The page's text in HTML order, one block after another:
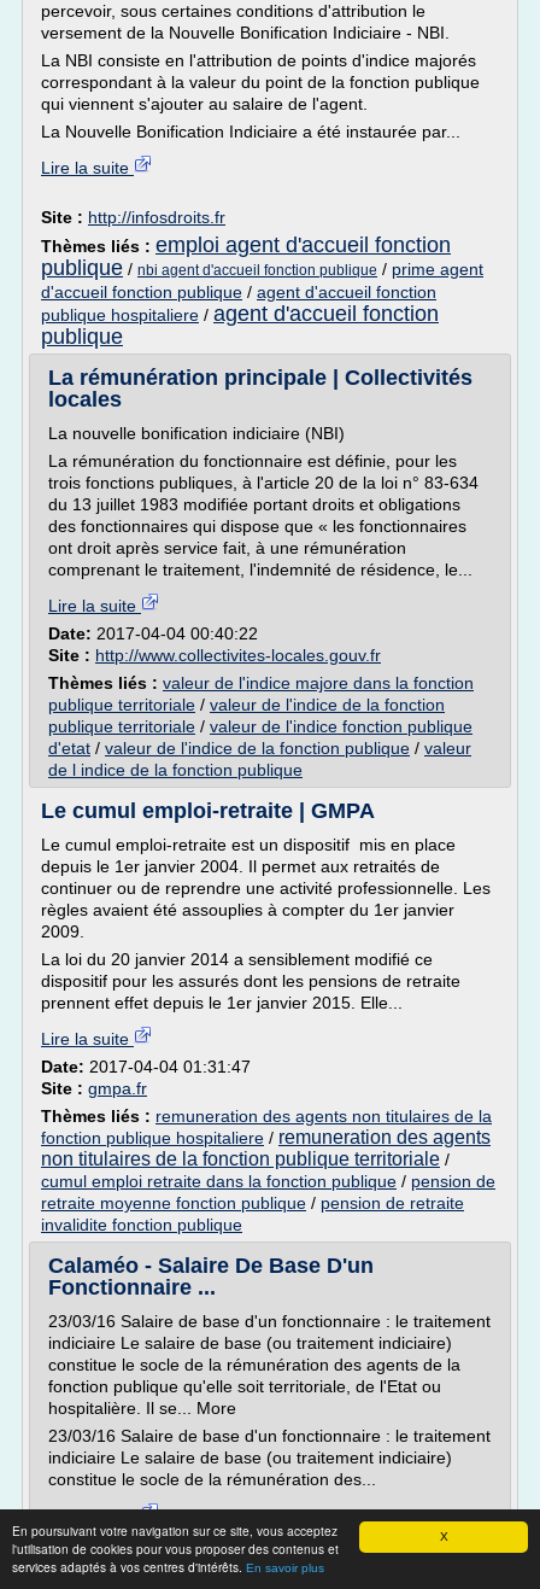
X
En poursuivant votre navigation sur ce site, vous acceptez
l'utilisation de cookies pour vous proposer des contenus et
services adaptés à vos centres d'intérêts. En savoir plus
percevoir, sous certaines conditions d'attribution le
versement de la Nouvelle Bonification Indiciaire - NBI.
La NBI consiste en l'attribution de points d'indice majorés
correspondant à la valeur du point de la fonction publique
qui viennent s'ajouter au salaire de l'agent.
La Nouvelle Bonification Indiciaire a été instaurée par...
Lire la suite
Site : http://infosdroits.fr
Thèmes liés : emploi agent d'accueil fonction
publique / nbi agent d'accueil fonction publique / prime agent
d'accueil fonction publique / agent d'accueil fonction
publique hospitaliere / agent d'accueil fonction
publique
La rémunération principale | Collectivités
locales
La nouvelle bonification indiciaire (NBI)
La rémunération du fonctionnaire est définie, pour les
trois fonctions publiques, à l'article 20 de la loi n° 83-634
du 13 juillet 1983 modifiée portant droits et obligations
des fonctionnaires qui dispose que « les fonctionnaires
ont droit après service fait, à une rémunération
comprenant le traitement, l'indemnité de résidence, le...
Lire la suite
Date: 2017-04-04 00:40:22
Site : http://www.collectivites-locales.gouv.fr
Thèmes liés : valeur de l'indice majore dans la fonction
publique territoriale / valeur de l'indice de la fonction
publique territoriale / valeur de l'indice fonction publique
d'etat / valeur de l'indice de la fonction publique / valeur
de l indice de la fonction publique
Le cumul emploi-retraite | GMPA
Le cumul emploi-retraite est un dispositif mis en place
depuis le 1er janvier 2004. Il permet aux retraités de
continuer ou de reprendre une activité professionnelle. Les
règles avaient été assouplies à compter du 1er janvier
2009.
La loi du 20 janvier 2014 a sensiblement modifié ce
dispositif pour les assurés dont les pensions de retraite
prennent effet depuis le 1er janvier 2015. Elle...
Lire la suite
Date: 2017-04-04 01:31:47
Site : gmpa.fr
Thèmes liés : remuneration des agents non titulaires de la
fonction publique hospitaliere / remuneration des agents
non titulaires de la fonction publique territoriale /
cumul emploi retraite dans la fonction publique / pension de
retraite moyenne fonction publique / pension de retraite
invalidite fonction publique
Calaméo - Salaire De Base D'un
Fonctionnaire ...
23/03/16 Salaire de base d'un fonctionnaire : le traitement
indiciaire Le salaire de base (ou traitement indiciaire)
constitue le socle de la rémunération des agents de la
fonction publique qu'elle soit territoriale, de l'Etat ou
hospitalière. Il se... More
23/03/16 Salaire de base d'un fonctionnaire : le traitement
indiciaire Le salaire de base (ou traitement indiciaire)
constitue le socle de la rémunération des...
Lire la suite
Date:2017-04-04 05:06:18
Site :http://www.calameo.com